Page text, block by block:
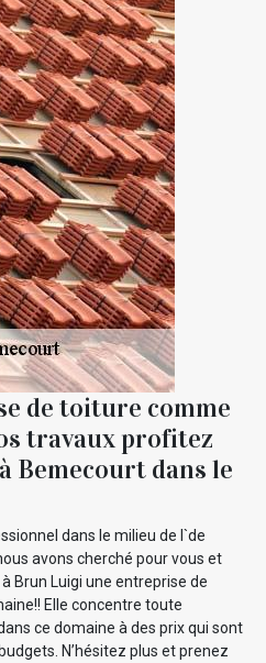
de toiture comme
travaux profitez
Bemecourt dans le
dans le milieu de l`de
avons cherché pour vous et
Brun Luigi une entreprise de
Elle concentre toute
ce domaine à des prix qui sont
N’hésitez plus et prenez